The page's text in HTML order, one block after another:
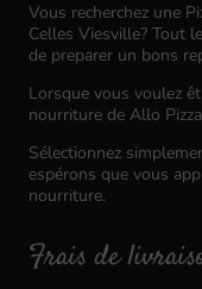
Vous recherchez une
Celles Viesville? Tout
de preparer un bons
Lorsque vous voulez
nourriture de Allo
Sélectionnez
espérons que vous
nourriture.
Frais de